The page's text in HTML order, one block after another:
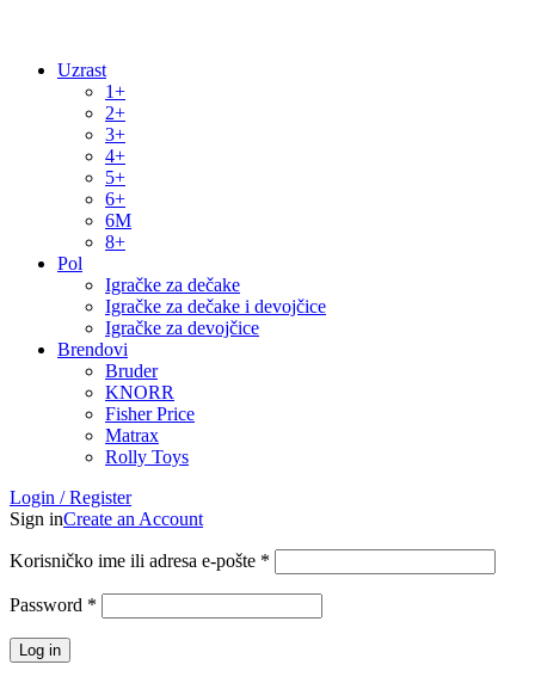
Uzrast
1+
2+
3+
4+
5+
6+
6M
8+
Pol
Igračke za dečake
Igračke za dečake i devojčice
Igračke za devojčice
Brendovi
Bruder
KNORR
Fisher Price
Matrax
Rolly Toys
Login / Register
Sign inCreate an Account
Korisničko ime ili adresa e-pošte *
Password *
Log in